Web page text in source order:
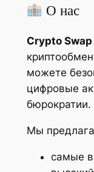
О нас
Crypto Swap
можете
цифровые
бюрократии.
Мы
самые